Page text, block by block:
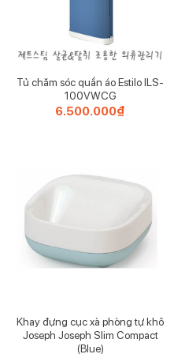
Móc treo chuyển động
– Loại bỏ bụi mạnh mẽ bằng
lắc mạnh quần áo tới 350
đều 99% bụi mịn khỏi vùng
Khử mùi và khử trùng
Tủ chăm sóc quần áo Estilo ILS-
100VWCG
6.500.000₫
Khay đựng cục xà phòng tự khô
Joseph Joseph Slim Compact
(Blue)